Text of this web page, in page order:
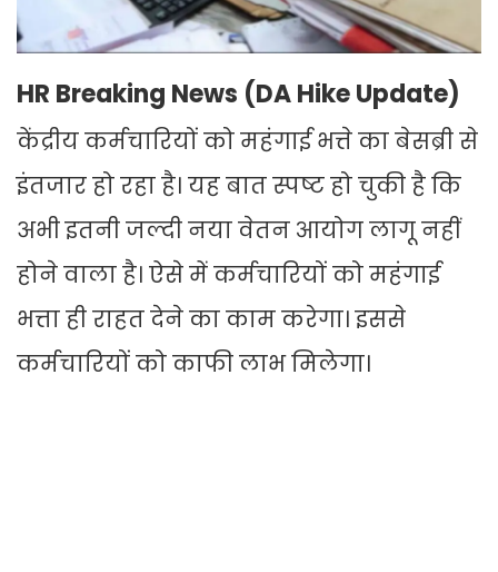
HR Breaking News (DA Hike Update)
केंद्रीय कर्मचारियों को महंगाई भत्ते का बेसब्री से
इंतजार हो रहा है। यह बात स्पष्ट हो चुकी है कि
अभी इतनी जल्दी नया वेतन आयोग लागू नहीं
होने वाला है। ऐसे में कर्मचारियों को महंगाई
भत्ता ही राहत देने का काम करेगा। इससे
कर्मचारियों को काफी लाभ मिलेगा।